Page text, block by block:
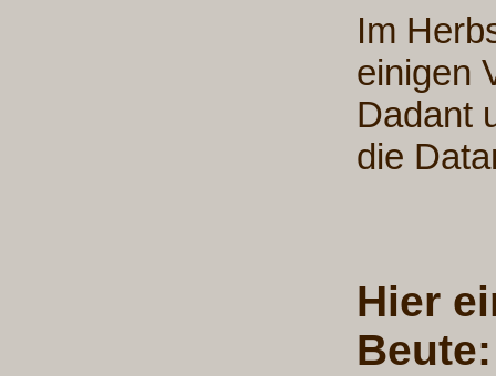
Im
einigen
Dadant
die
Hier
Beute: